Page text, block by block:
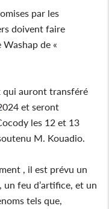
par les
doivent faire
de «
qui auront transféré
et seront
les 12 et 13
M. Kouadio.
, il est prévu un
un feu d’artifice, et un
tels que,